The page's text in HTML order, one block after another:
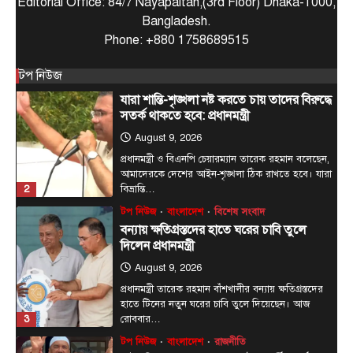
Bangladesh.
Phone: +880 1758689515
টপ নিউজ
August 9, 2026
প্রধানমন্ত্রী ও বিএনপি চেয়ারম্যান তারেক রহমান বলেছেন,
আমাদেরকে দেশের আইন-শৃঙ্খলা ঠিক রাখতে হবে। যারা
3
টপ নিউজ বাংলাদেশ বিশেষ সংবাদ
বন্যায় ক্ষতিগ্রস্তদের হাতে ঘরের চাবি তুলে
দিলেন প্রধানমন্ত্রী
August 9, 2026
প্রধানমন্ত্রী তারেক রহমান বাঁশখালীর বন্যায় ক্ষতিগ্রস্তদের
হাতে টিনের নতুন ঘরের চাবি তুলে দিয়েছেন। আজ
রোববার…
4
টপ নিউজ বাংলাদেশ রাজনীতি
রাষ্ট্রপতি পদে জামায়াত জোটের প্রার্থী কর্নেল
অলি
August 9, 2026
দেশের ২৩তম রাষ্ট্রপতি নির্বাচনের জন্য জোটের প্রার্থী
হিসেবে এলডিপি চেয়ারম্যান কর্নেল (অব.) অলি আহমদের
নাম…
টপ নিউজ
বাংলাদেশ রাজনীতি